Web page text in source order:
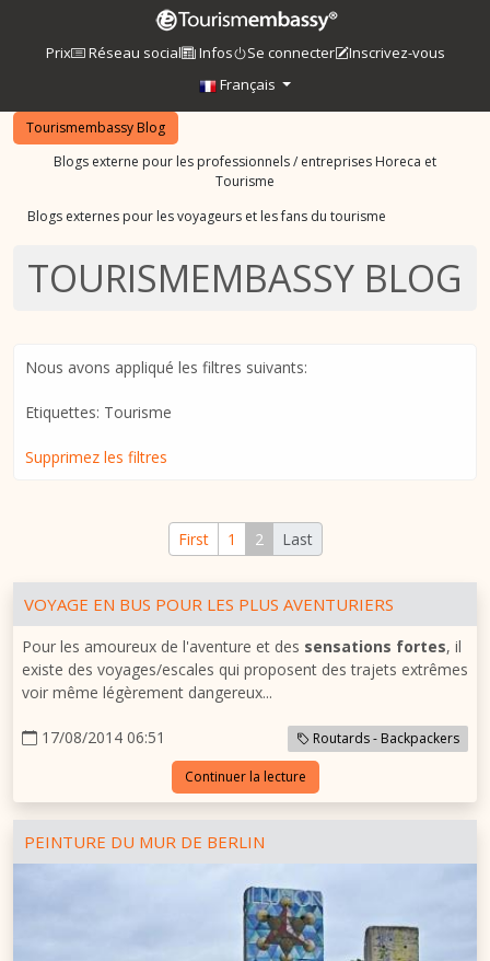
Prix Réseau social Infos Se connecter
Inscrivez-vous
Français
Tourismembassy Blog
Blogs externe pour les professionnels / entreprises Horeca et
Tourisme
Blogs externes pour les voyageurs et les fans du tourisme
TOURISMEMBASSY BLOG
Nous avons appliqué les filtres suivants:
Etiquettes: Tourisme
Supprimez les filtres
First 1 2 Last
VOYAGE EN BUS POUR LES PLUS AVENTURIERS
Pour les amoureux de l'aventure et des sensations fortes, il
existe des voyages/escales qui proposent des trajets extrêmes
voir même légèrement dangereux...
17/08/2014 06:51 Routards - Backpackers
Continuer la lecture
PEINTURE DU MUR DE BERLIN